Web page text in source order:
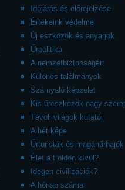
Időjárás és előrejelzése
Értékeink védelme
Új eszközök és anyagok
Űrpolitika
A nemzetbiztonságért
Különös találmányok
Szárnyaló képzelet
Kis űreszközök nagy
Távoli világok kutatói
A hét képe
Űrturisták és magánűrhajók
Élet a Földön kívül?
Idegen civilizációk?
A hónap száma